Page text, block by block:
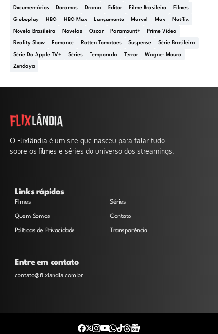
Documentários Doramas Drama Editor Filme Brasileiro Filmes
Globoplay HBO HBO Max Lançamento Marvel Max Netflix
Novela Brasileira Novelas Oscar Paramount+ Prime Video
Reality Show Romance Rotten Tomatoes Suspense Série Brasileira
Série Da Apple TV+ Séries Temporada Terror Wagner Moura
Zendaya
O Flixlândia é um site que nasceu para falar tudo
sobre os filmes e séries do universo dos streamings.
Links rápidos
Filmes Séries
Quem Somos Contato
Políticas de Privacidade Transparência
Entre em contato
contato@flixlandia.com.br